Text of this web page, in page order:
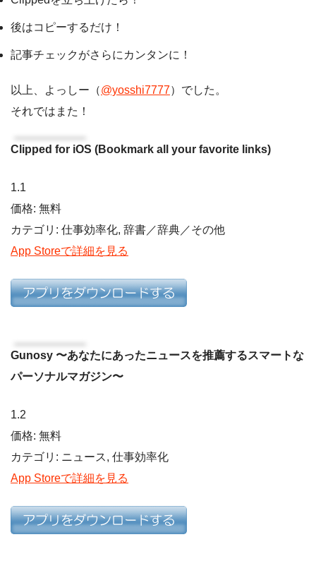
後はコピーするだけ！
記事チェックがさらにカンタンに！
以上、よっしー（@yosshi7777）でした。
それではまた！
Clipped for iOS (Bookmark all your favorite links)
1.1
価格: 無料
カテゴリ: 仕事効率化, 辞書／辞典／その他
App Storeで詳細を見る
Gunosy 〜あなたにあったニュースを推薦するスマートな
パーソナルマガジン〜
1.2
価格: 無料
カテゴリ: ニュース, 仕事効率化
App Storeで詳細を見る